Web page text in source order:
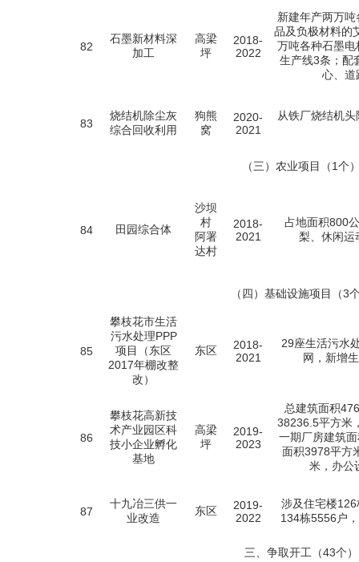
82
石墨新材料深
加工
高梁
坪
2018-
2022
新建年产两万
品及负极材料的
万吨各种石墨
生产线3条；配
心、道
83
烧结机除尘灰
综合回收利用
狗熊
窝
2020-
2021
从铁厂烧结机
（三）农业项目（1个
84 田园综合体
沙坝
村
阿署
达村
2018-
2021
占地面积800
梨、休闲运
（四）基础设施项目（3
85
攀枝花市生活
污水处理PPP
项目（东区
2017年棚改整
改）
东区
2018-
2021
29座生活污水
网，新增
86
攀枝花高新技
术产业园区科
技小企业孵化
基地
高梁
坪
2019-
2023
总建筑面积
38236.5平方米
一期厂房建筑
面积3978平方
米，办公
87
十九冶三供一
业改造
东区
2019-
2022
涉及住宅楼
134栋5556户
三、争取开工（43个）